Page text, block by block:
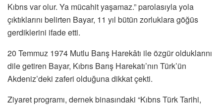
Kıbrıs var olur. Ya mücahit yaşamaz.” parolasıyla yola
çıktıklarını belirten Bayar, 11 yıl bütün zorluklara göğüs
gerdiklerini ifade etti.
20 Temmuz 1974 Mutlu Barış Harekâtı ile özgür olduklarını
dile getiren Bayar, Kıbrıs Barış Harekatı’nın Türk’ün
Akdeniz’deki zaferi olduğuna dikkat çekti.
Ziyaret programı, dernek binasındaki “Kıbrıs Türk Tarihi,